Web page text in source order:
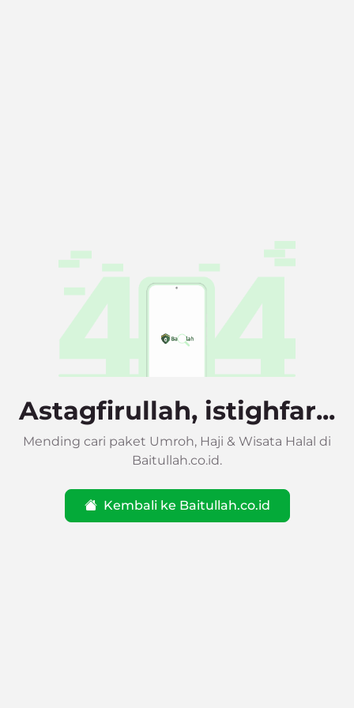
Astagfirullah, istighfar...
Mending cari paket Umroh, Haji & Wisata Halal di
Baitullah.co.id.
Kembali ke Baitullah.co.id